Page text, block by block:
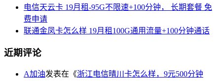
电信天云卡 19月租-95G不限速+100分钟， 长期套餐 免
费申请
联通金凤卡怎么样 19月租100G通用流量+100分钟通话
近期评论
A加油发表在《浙江电信晴川卡怎么样，9元500分钟